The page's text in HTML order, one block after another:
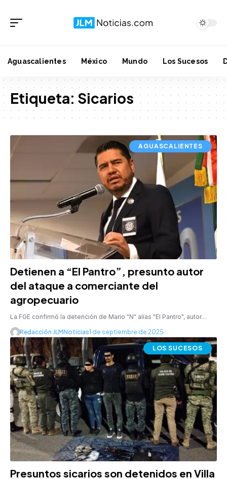
Aguascalientes México Mundo Los Sucesos
Etiqueta: Sicarios
AGUASCALIENTES
Detienen a “El Pantro”, presunto autor
del ataque a comerciante del
agropecuario
La FGE confirmó la detención de Mario "N" alias "El Pantro", autor…
Redacción JLMNoticias1 de septiembre de 2025
LOS SUCESOS
Presuntos sicarios son detenidos en Villa